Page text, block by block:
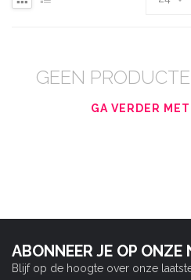
GEEN
GA VERDER
ABONNEER JE OP ONZE
Blijf op de hoogte over onze